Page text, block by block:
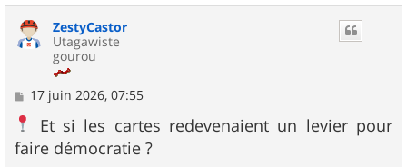
ZestyCastor
Utagawiste
gourou
M
s
a
17 juin 2026, 07:55
Et si les cartes redevenaient un levier pour
faire démocratie ?